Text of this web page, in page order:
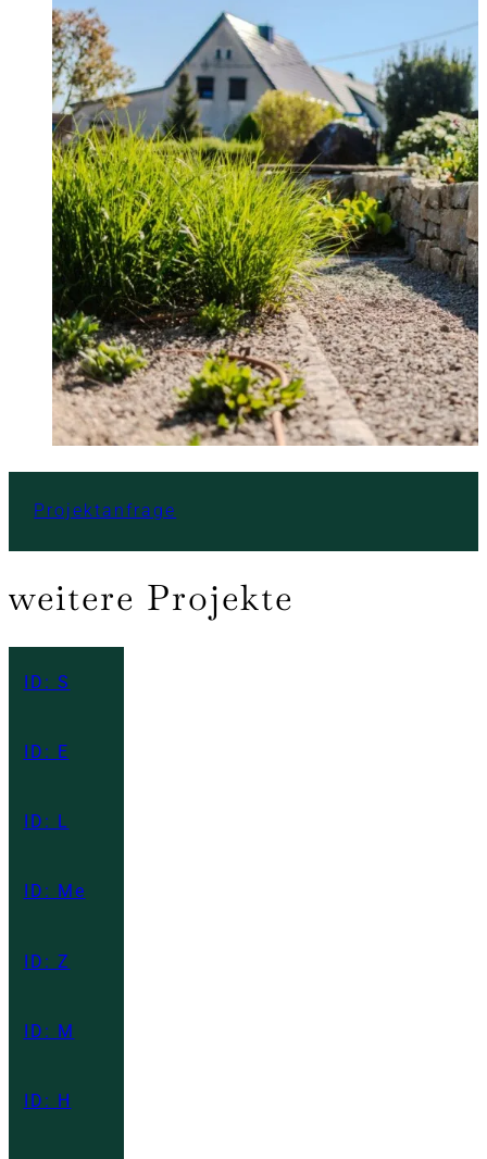
Projektanfrage
weitere Projekte
ID: S
ID: E
ID: L
ID: Me
ID: Z
ID: M
ID: H